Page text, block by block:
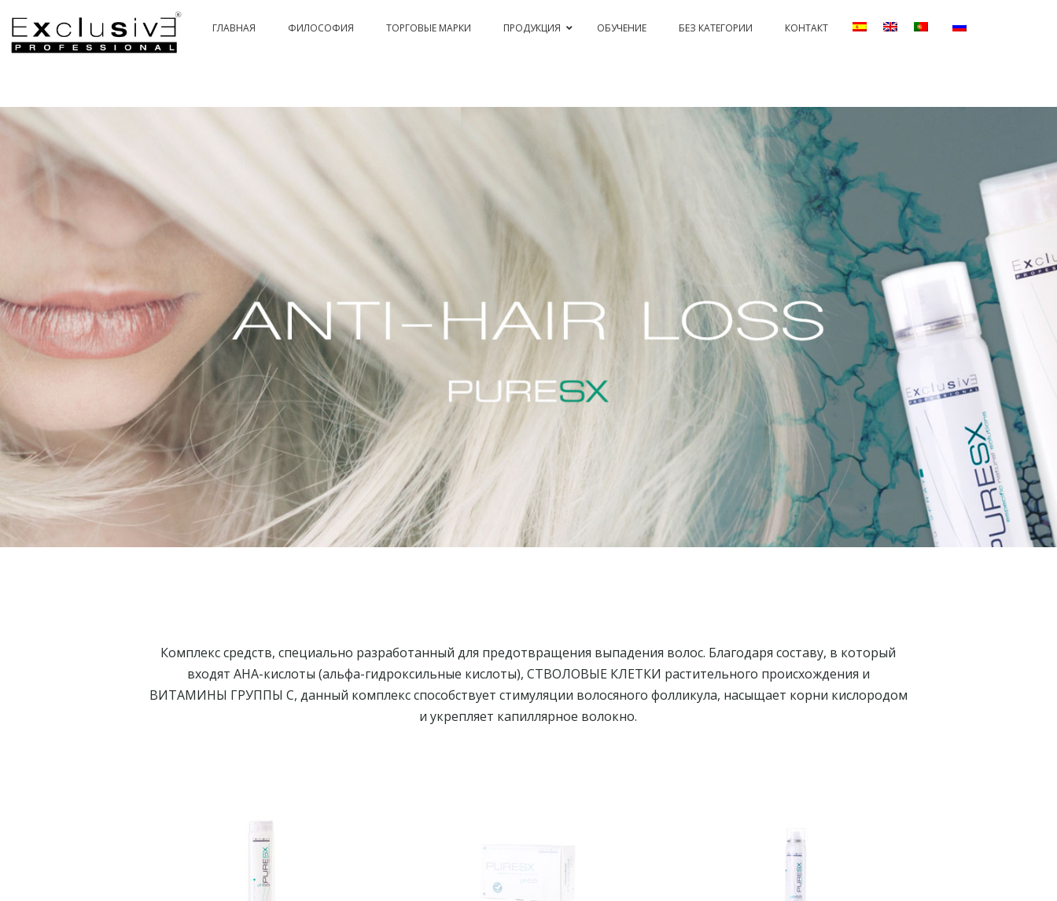
ГЛАВНАЯ ФИЛОСОФИЯ ТОРГОВЫЕ МАРКИ ПРОДУКЦИЯ
PERMANENTS AND PROTECTORS
PASSIONEX
ОБУЧЕНИЕ БЕЗ КАТЕГОРИИ КОНТАКТ
Комплекс средств, специально разработанный для предотвращения выпадения волос. Благодаря составу, в который
входят AHA-кислоты (альфа-гидроксильные кислоты), СТВОЛОВЫЕ КЛЕТКИ растительного происхождения и
ВИТАМИНЫ ГРУППЫ С, данный комплекс способствует стимуляции волосяного фолликула, насыщает корни кислородом
и укрепляет капиллярное волокно.